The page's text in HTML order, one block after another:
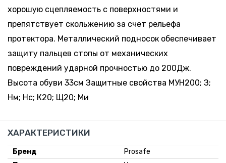
хорошую сцепляемость с поверхностями и
препятствует скольжению за счет рельефа
протектора. Металлический подносок обеспечивает
защиту пальцев стопы от механических
повреждений ударной прочностью до 200Дж.
Высота обуви 33см Защитные свойства МУН200; З;
Нм; Нс; К20; Щ20; Ми
ХАРАКТЕРИСТИКИ
Бренд
Prosafe